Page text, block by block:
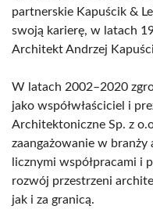
partnerskie Kapuścik &
swoją karierę, w latach
Architekt Andrzej
W latach 2002–2020
jako współwłaściciel i
Architektoniczne Sp. z
zaangażowanie w
licznymi współpracami i
rozwój przestrzeni
jak i za granicą.